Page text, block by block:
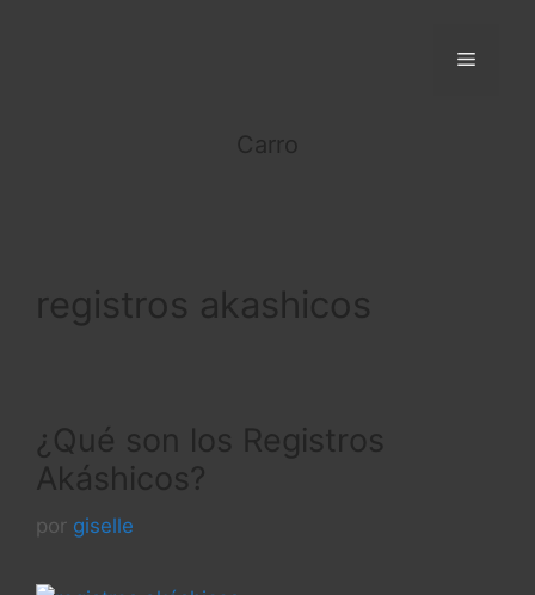
Menú
Carro
registros akashicos
¿Qué son los Registros
Akáshicos?
por giselle